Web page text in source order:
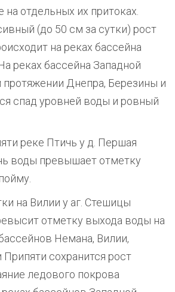
на отдельных их притоках.
(до 50 см за сутки) рост
на реках бассейна
реках бассейна Западной
Днепра, Березины и
спад уровней воды и ровный
реке Птичь у д. Першая
воды превышает отметку
на Вилии у аг. Стешицы
отметку выхода воды на
Немана, Вилии,
Припяти сохранится рост
ледового покрова